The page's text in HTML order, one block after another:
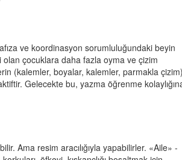
ve koordinasyon sorumluluğundaki beyin
olan çocuklara daha fazla oyma ve çizim
(kalemler, boyalar, kalemler, parmakla çizim)
Gelecekte bu, yazma öğrenme
Ama resim aracılığıyla yapabilirler. «Aile» -